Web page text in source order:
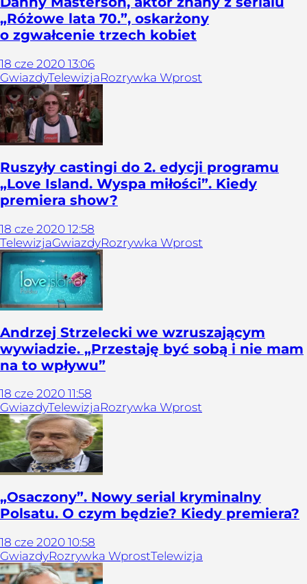
„Różowe lata 70.”, oskarżony
o zgwałcenie trzech kobiet
18 cze 2020 13:06
GwiazdyTelewizjaRozrywka Wprost
Ruszyły castingi do 2. edycji programu
„Love Island. Wyspa miłości”. Kiedy
premiera show?
18 cze 2020 12:58
TelewizjaGwiazdyRozrywka Wprost
Andrzej Strzelecki we wzruszającym
wywiadzie. „Przestaję być sobą i nie mam
na to wpływu”
18 cze 2020 11:58
GwiazdyTelewizjaRozrywka Wprost
„Osaczony”. Nowy serial kryminalny
Polsatu. O czym będzie? Kiedy premiera?
18 cze 2020 10:58
GwiazdyRozrywka WprostTelewizja